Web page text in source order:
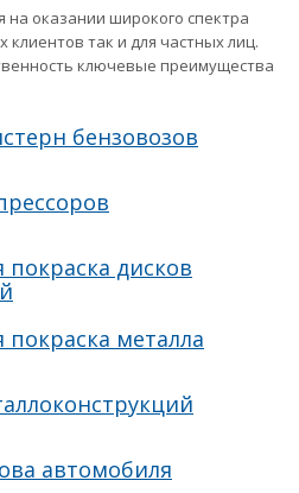
на оказании широкого спектра
клиентов так и для частных лиц.
ключевые преимущества
бензовозов
дисков
металла
автомобиля